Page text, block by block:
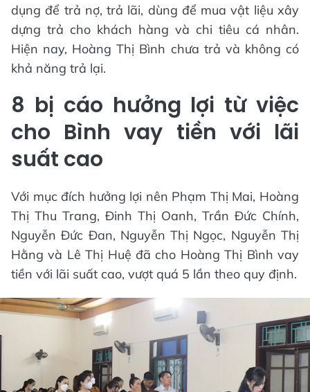
dụng để trả nợ, trả lãi, dùng để mua vật liệu xây
dựng trả cho khách hàng và chi tiêu cá nhân.
Hiện nay, Hoàng Thị Bình chưa trả và không có
khả năng trả lại.
8 bị cáo hưởng lợi từ việc
cho Bình vay tiền với lãi
suất cao
Với mục đích hưởng lợi nên Phạm Thị Mai, Hoàng
Thị Thu Trang, Đinh Thị Oanh, Trần Đức Chính,
Nguyễn Đức Đan, Nguyễn Thị Ngọc, Nguyễn Thị
Hằng và Lê Thị Huệ đã cho Hoàng Thị Bình vay
tiền với lãi suất cao, vượt quá 5 lần theo quy định.